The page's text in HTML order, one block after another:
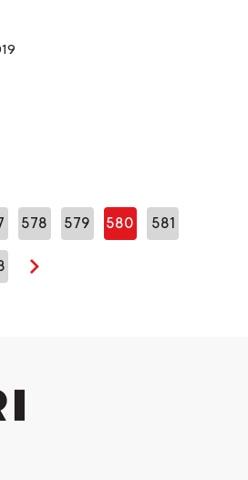
578 579 580 581
Seuraava sivu